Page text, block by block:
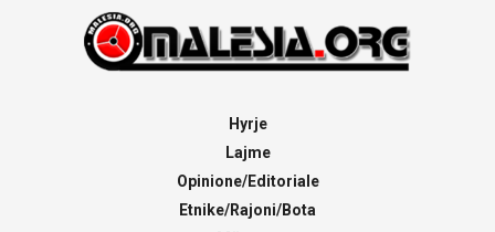
Hyrje
Lajme
Opinione/Editoriale
Etnike/Rajoni/Bota